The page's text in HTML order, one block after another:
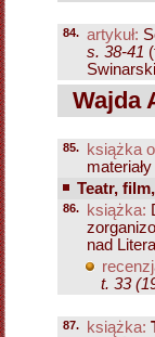
84. artykuł:
s. 38-41
Wajda
85.
książka
Teatr,
86. książka:
nad
t. 33
87. książka: